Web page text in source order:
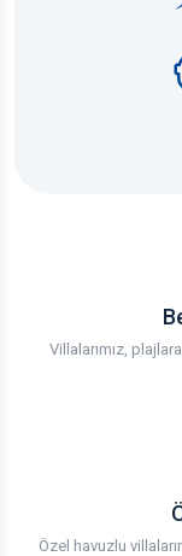
Villalarımız,
Özel havuzlu